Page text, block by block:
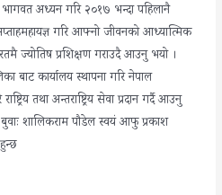
अध्यन गरि २०१७ भन्दा पहिलानै
गरि आफ्नो जीवनको आध्यात्मिक
ज्योतिष प्रशिक्षण गराउदै आउनु भयो ।
बाट कार्यालय स्थापना गरि नेपाल
तथा अन्तराष्ट्रिय सेवा प्रदान गर्दै आउनु
शालिकराम पौडेल स्वयं आफु प्रकाश